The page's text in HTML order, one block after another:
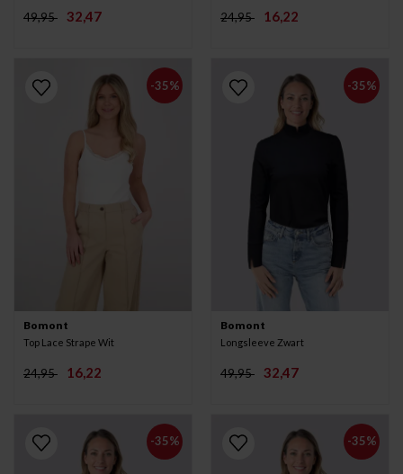
49,95 32,47 24,95 16,22
-35%
Bomont
Top Lace Strape Wit
24,95 16,22
-35%
Bomont
Longsleeve Zwart
49,95 32,47
-35% -35%